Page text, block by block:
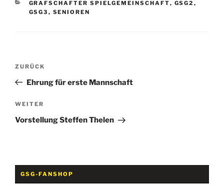
KATEGORIEN
GRAFSCHAFTER SPIELGEMEINSCHAFT, GSG2 ,
GSG3 , SENIOREN
Beitragsnavigation
Vorheriger
Beitrag
ZURÜCK
Ehrung für erste Mannschaft
Nächster
Beitrag
WEITER
Vorstellung Steffen Thelen
GSG-FANSHOP